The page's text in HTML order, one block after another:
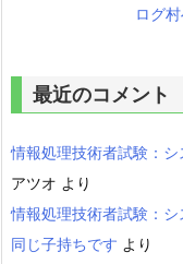
最近のコメント
情報処理技術者試験：シ
アツオ より
情報処理技術者試験：シ
同じ子持ちです より